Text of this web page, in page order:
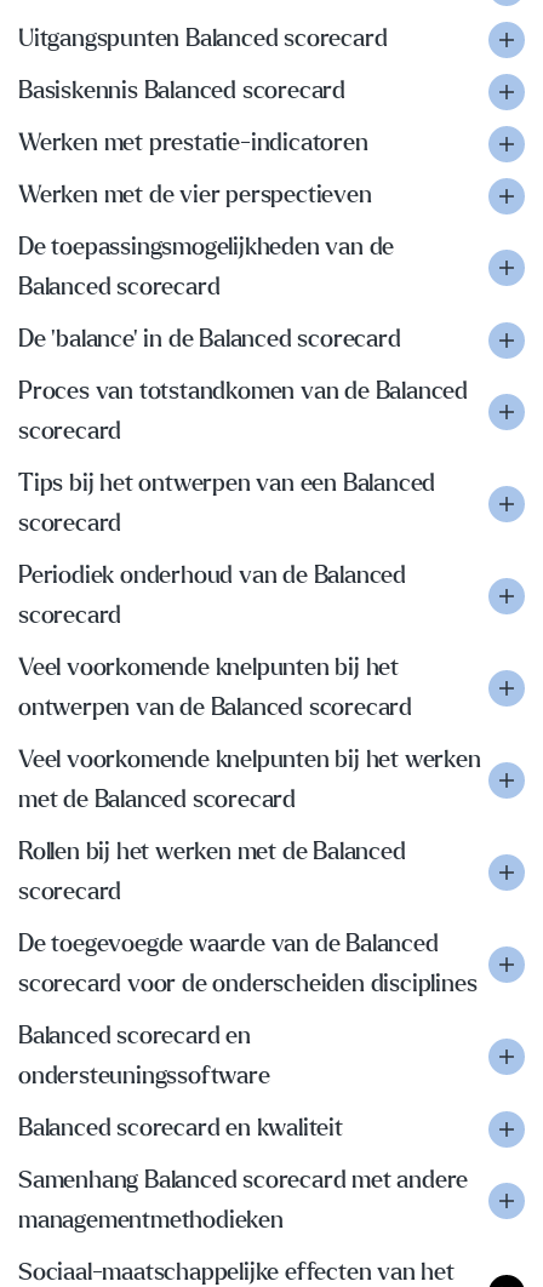
Uitgangspunten Balanced scorecard
Basiskennis Balanced scorecard
Werken met prestatie-indicatoren
Werken met de vier perspectieven
De toepassingsmogelijkheden van de
Balanced scorecard
De 'balance' in de Balanced scorecard
Proces van totstandkomen van de Balanced
scorecard
Tips bij het ontwerpen van een Balanced
scorecard
Periodiek onderhoud van de Balanced
scorecard
Veel voorkomende knelpunten bij het
ontwerpen van de Balanced scorecard
Veel voorkomende knelpunten bij het werken
met de Balanced scorecard
Rollen bij het werken met de Balanced
scorecard
De toegevoegde waarde van de Balanced
scorecard voor de onderscheiden disciplines
Balanced scorecard en
ondersteuningssoftware
Balanced scorecard en kwaliteit
Samenhang Balanced scorecard met andere
managementmethodieken
Sociaal-maatschappelijke effecten van het